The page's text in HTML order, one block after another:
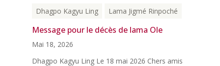
Dhagpo Kagyu Ling Lama Jigmé Rinpoché
Message pour le décès de lama Ole
Mai 18, 2026
Dhagpo Kagyu Ling Le 18 mai 2026 Chers amis